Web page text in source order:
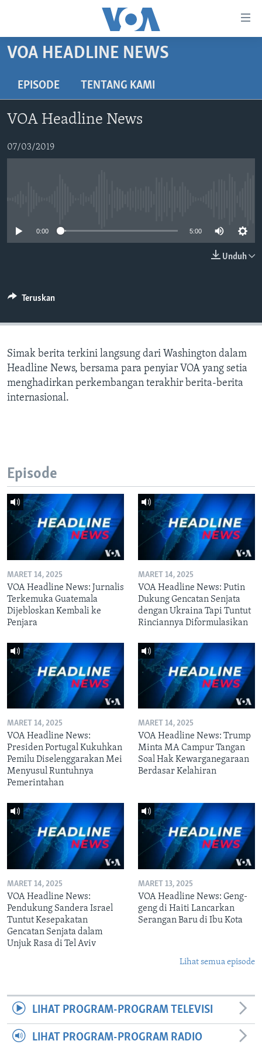
Akses
Utama
Lanjut
Navigasi
DUNIA
POLYGRAPH
DAFTAR PROGRAM
VOA HEADLINE NEWS
EPISODE TENTANG KAMI
VOA Headline News
07/03/2019
0:00 5:00
Unduh
Teruskan
Simak berita terkini langsung dari Washington dalam
Headline News, bersama para penyiar VOA yang setia
menghadirkan perkembangan terakhir berita-berita
internasional.
Episode
MARET 14, 2025
VOA Headline News: Jurnalis
Terkemuka Guatemala
Dijebloskan Kembali ke
Penjara
MARET 14, 2025
VOA Headline News: Putin
Dukung Gencatan Senjata
dengan Ukraina Tapi Tuntut
Rinciannya Diformulasikan
MARET 14, 2025
VOA Headline News:
Presiden Portugal Kukuhkan
Pemilu Diselenggarakan Mei
Menyusul Runtuhnya
Pemerintahan
MARET 14, 2025
VOA Headline News: Trump
Minta MA Campur Tangan
Soal Hak Kewarganegaraan
Berdasar Kelahiran
MARET 14, 2025
VOA Headline News:
Pendukung Sandera Israel
Tuntut Kesepakatan
Gencatan Senjata dalam
Unjuk Rasa di Tel Aviv
MARET 13, 2025
VOA Headline News: Geng-
geng di Haiti Lancarkan
Serangan Baru di Ibu Kota
Lihat semua episode
LIHAT PROGRAM-PROGRAM TELEVISI
LIHAT PROGRAM-PROGRAM RADIO